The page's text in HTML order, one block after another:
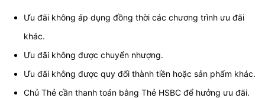
Ưu đãi không áp dụng đồng thời các chương trình ưu đãi
khác.
Ưu đãi không được chuyển nhượng.
Ưu đãi không được quy đổi thành tiền hoặc sản phẩm khác.
Chủ Thẻ cần thanh toán bằng Thẻ HSBC để hưởng ưu đãi.